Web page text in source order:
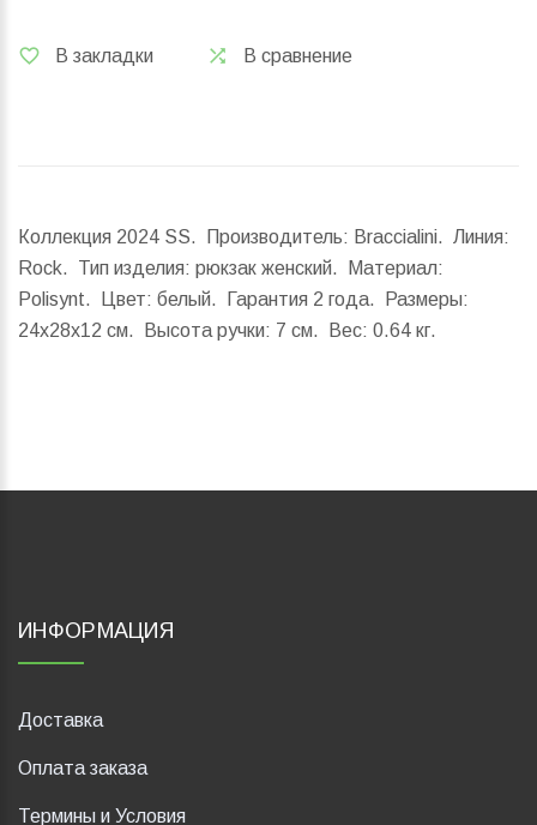
В закладки В сравнение
Коллекция 2024 SS. Производитель: Braccialini. Линия:
Rock. Тип изделия: рюкзак женский. Материал:
Polisynt. Цвет: белый. Гарантия 2 года.
Размеры:
24x28x12 см.
Высота ручки: 7 см. Вес: 0.64 кг.
ИНФОРМАЦИЯ
Доставка
Оплата заказа
Термины и Условия